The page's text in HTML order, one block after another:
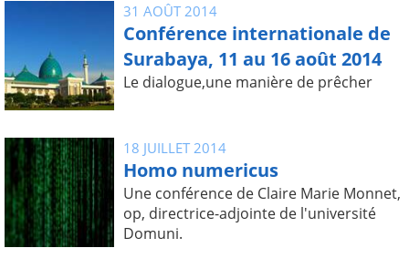
31 AOÛT 2014
Conférence internationale de
Surabaya, 11 au 16 août 2014
Le dialogue,une manière de prêcher
18 JUILLET 2014
Homo numericus
Une conférence de Claire Marie Monnet,
op, directrice-adjointe de l'université
Domuni.